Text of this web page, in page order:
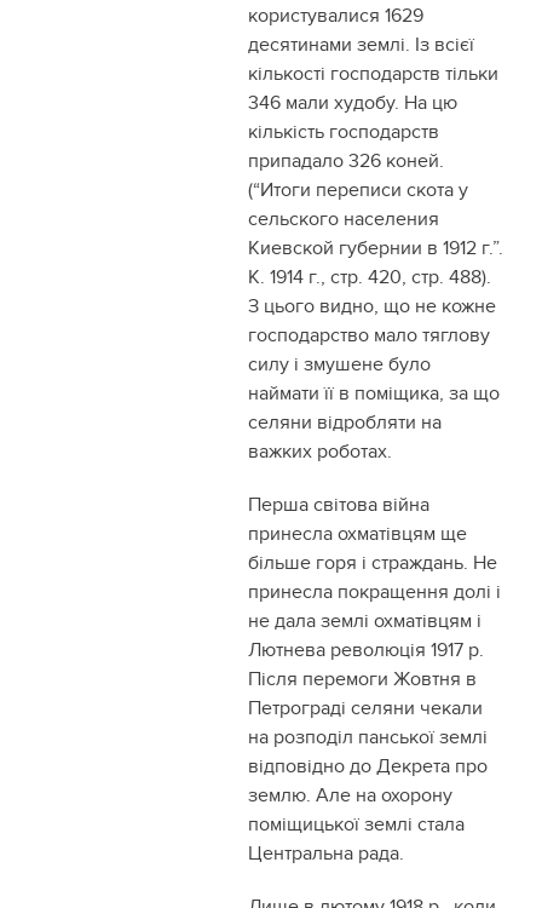
користувалися 1629
десятинами землі. Із всієї
кількості господарств тільки
346 мали худобу. На цю
кількість господарств
припадало 326 коней.
(“Итоги переписи скота у
сельского населения
Киевской губернии в 1912 г.”.
К. 1914 г., стр. 420, стр. 488).
З цього видно, що не кожне
господарство мало тяглову
силу і змушене було
наймати її в поміщика, за що
селяни відробляти на
важких роботах.
Перша світова війна
принесла охматівцям ще
більше горя і страждань. Не
принесла покращення долі і
не дала землі охматівцям і
Лютнева революція 1917 р.
Після перемоги Жовтня в
Петрограді селяни чекали
на розподіл панської землі
відповідно до Декрета про
землю. Але на охорону
поміщицької землі стала
Центральна рада.